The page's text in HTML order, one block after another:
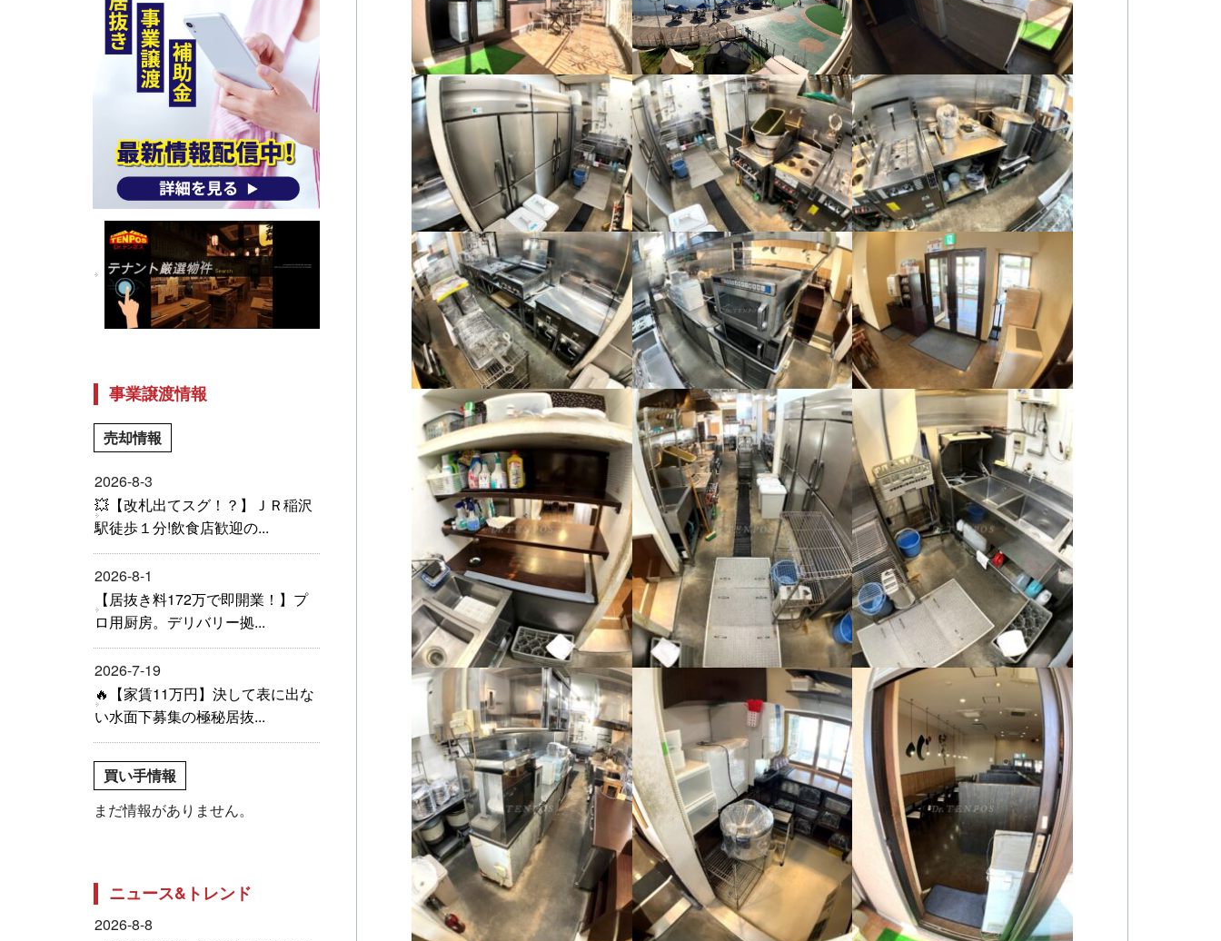
事業譲渡情報
売却情報
2026-8-3
💥【改札出てスグ！？】ＪＲ稲沢
駅徒歩１分!飲食店歓迎の...
2026-8-1
【居抜き料172万で即開業！】プ
ロ用厨房。デリバリー拠...
2026-7-19
🔥【家賃11万円】決して表に出な
い水面下募集の極秘居抜...
買い手情報
まだ情報がありません。
ニュース&トレンド
2026-8-8